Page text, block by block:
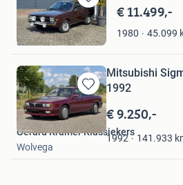
Bewaren
in
Mijn
Favorieten
€ 11.499,-
1980 45.099
DiClassics
Susteren
Bewaren
in
Mijn
Favorieten
Mitsubishi
1992
€ 9.250,-
1992 141.933
Gerard Kramer Klassiekers
Wolvega